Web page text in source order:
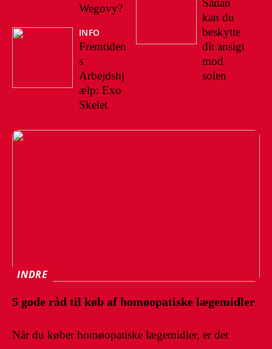
Wegovy?
INFO
Fremtiden
s
Arbejdshj
ælp: Exo
Skelet
Sådan
kan du
beskytte
dit ansigt
mod
solen
INDRE
5 gode råd til køb af homøopatiske lægemidler
Når du køber homøopatiske lægemidler, er det